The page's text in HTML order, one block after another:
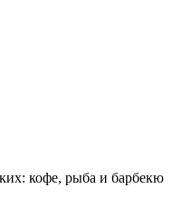
кофе, рыба и барбекю